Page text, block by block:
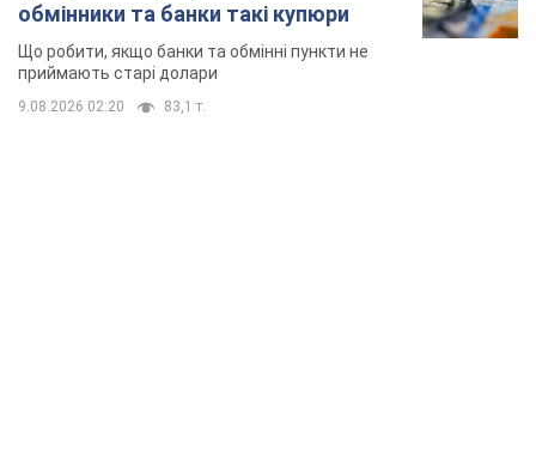
обмінники та банки такі купюри
Що робити, якщо банки та обмінні пункти не
приймають старі долари
9.08.2026 02:20 83,1 т.